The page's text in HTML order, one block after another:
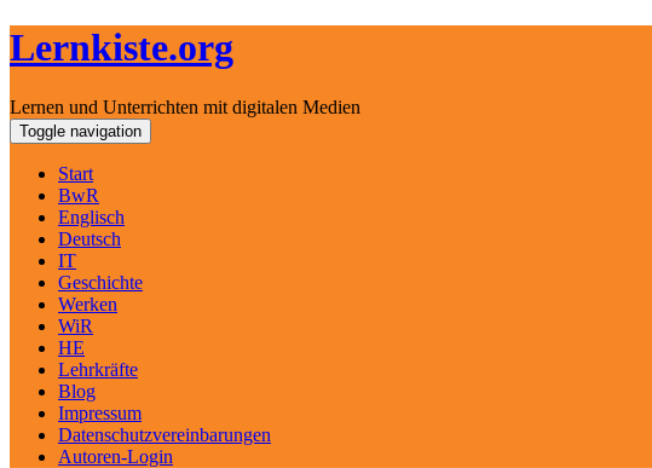
Lernkiste.org
Lernen und Unterrichten mit digitalen Medien
Skip
to
content
Toggle navigation
Start
BwR
Englisch
Deutsch
IT
Geschichte
Werken
WiR
HE
Lehrkräfte
Blog
Impressum
Datenschutzvereinbarungen
Autoren-Login